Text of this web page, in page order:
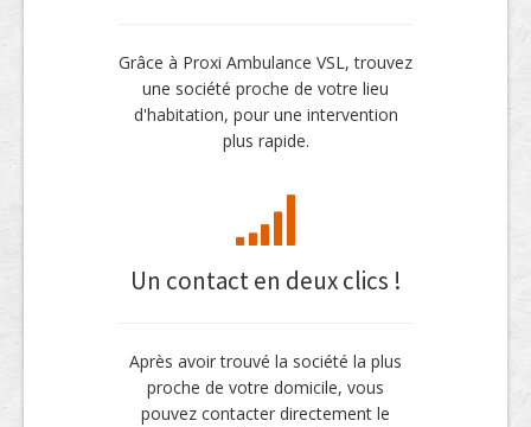
Grâce à Proxi Ambulance VSL, trouvez
une société proche de votre lieu
d'habitation, pour une intervention
plus rapide.
Un contact en deux clics !
Après avoir trouvé la société la plus
proche de votre domicile, vous
pouvez contacter directement le